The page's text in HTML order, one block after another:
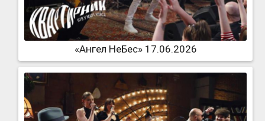
«Ангел НеБес» 17.06.2026